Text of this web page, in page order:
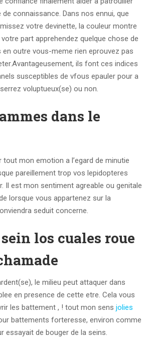
connaissance. Dans nos ennui, que
votre devinette, la couleur montre
part apprehendez quelque chose de
en outre vous-meme rien eprouvez pas
ils font ces indices
susceptibles de vfous epauler pour a
voluptueux(se) ou non.
dans le
mon emotion a l’egard de minutie
pareillement trop vos lepidopteres
Il est mon sentiment agreable ou genitale
lorsque vous appartenez sur la
seduit concerne.
los cuales roue
le milieu peut attaquer dans
en presence de cette etre. Cela vous
les battement , ! tout mon sens jolies
battements forteresse, environ comme
essayait de bouger de la seins.